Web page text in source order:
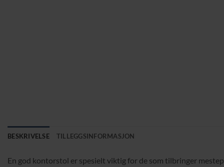
BESKRIVELSE TILLEGGSINFORMASJON
En god kontorstol er spesielt viktig for de som tilbringer